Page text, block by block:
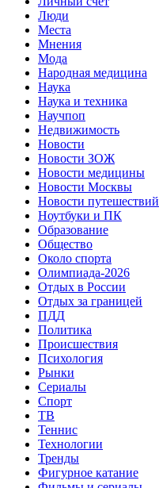
Люди
Места
Мнения
Мода
Народная медицина
Наука
Наука и техника
Научпоп
Недвижимость
Новости
Новости ЗОЖ
Новости медицины
Новости Москвы
Новости путешествий
Ноутбуки и ПК
Образование
Общество
Около спорта
Олимпиада-2026
Отдых в России
Отдых за границей
ПДД
Политика
Происшествия
Психология
Рынки
Сериалы
Спорт
ТВ
Теннис
Технологии
Тренды
Фигурное катание